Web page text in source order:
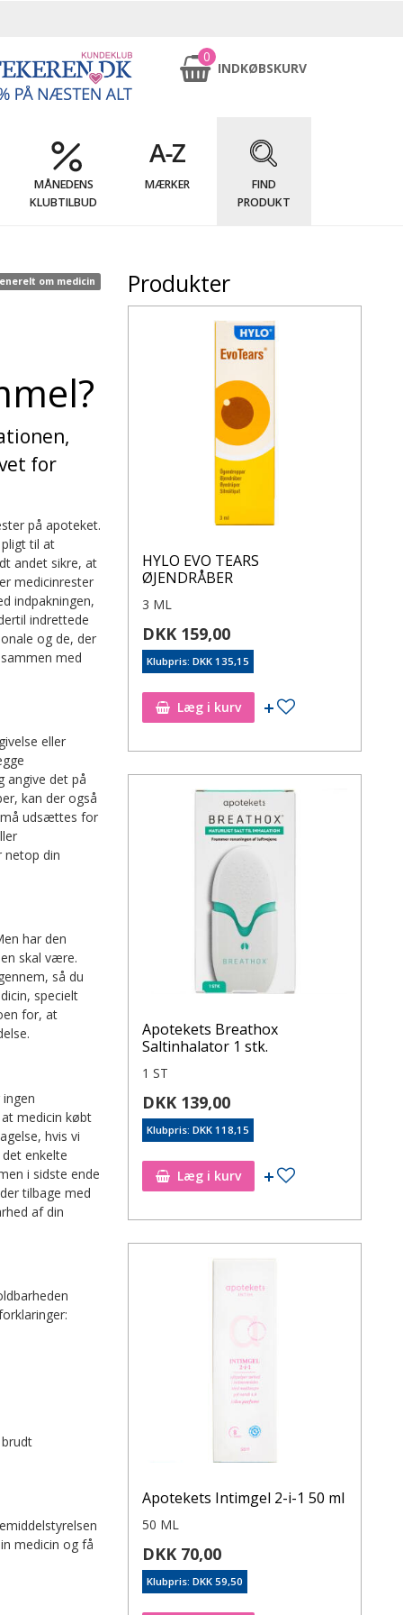
0
INDKØBSKURV
MÅNEDENS
KLUBTILBUD
MÆRKER
FIND
PRODUKT
om medicin
for
på apoteket.
til at
andet sikre, at
medicinrester
indpakningen,
indrettede
og de, der
med
eller
angive det på
kan der også
må udsættes for
netop din
har den
skal være.
så du
specielt
for, at
medicin købt
hvis vi
enkelte
i sidste ende
tilbage med
af din
medicin og få
Produkter
HYLO EVO TEARS
ØJENDRÅBER
3 ML
DKK 159,00
Klubpris: DKK 135,15
Læg i kurv
Apotekets Breathox
Saltinhalator 1 stk.
1 ST
DKK 139,00
Klubpris: DKK 118,15
Læg i kurv
Apotekets Intimgel 2-i-1 50 ml
50 ML
DKK 70,00
Klubpris: DKK 59,50